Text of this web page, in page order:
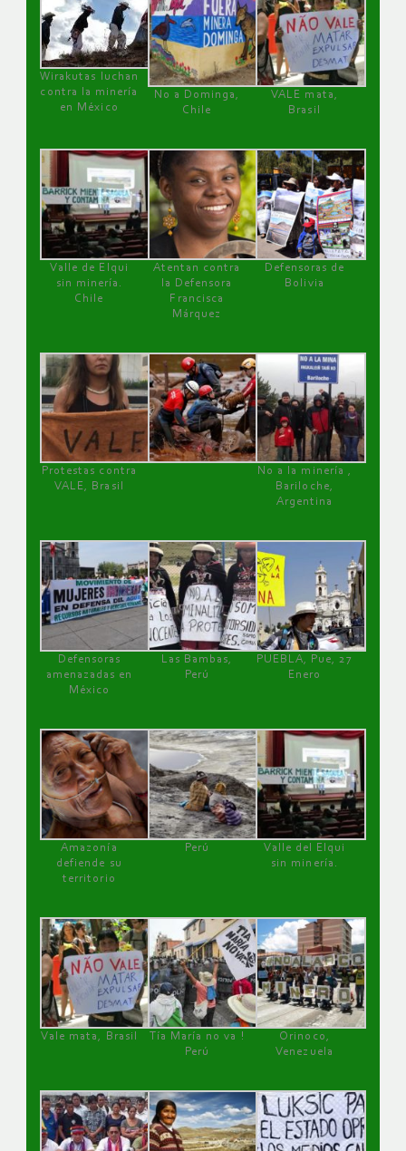
Wirakutas luchan
contra la minería
en México
No a Dominga,
Chile
VALE mata,
Brasil
Valle de Elqui
sin minería.
Chile
Atentan contra
la Defensora
Francisca
Márquez
Defensoras de
Bolivia
Protestas contra
VALE, Brasil
No a la minería ,
Bariloche,
Argentina
Defensoras
amenazadas en
México
Las Bambas,
Perú
PUEBLA, Pue, 27
Enero
Amazonía
defiende su
territorio
Perú
Valle del Elqui
sin minería.
Vale mata, Brasil
Tía María no va !
Perú
Orinoco,
Venezuela